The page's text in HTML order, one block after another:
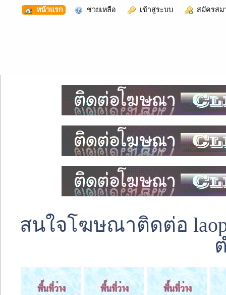
หน้าแรก ช่วยเหลือ เข้าสู่ระบบ สมัครสม
สนใจโฆษณาติดต่อ